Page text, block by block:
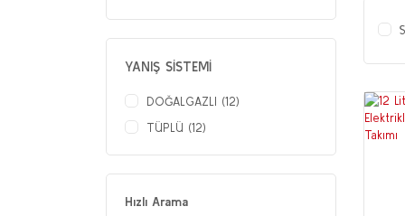
YANIŞ SİSTEMİ
DOĞALGAZLI (12)
TÜPLÜ (12)
Hızlı Arama